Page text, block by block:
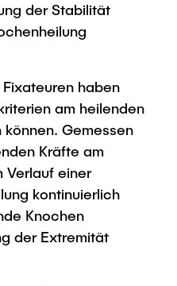
der Stabilität
haben
am heilenden
Gemessen
Kräfte am
Verlauf einer
kontinuierlich
Knochen
der Extremität